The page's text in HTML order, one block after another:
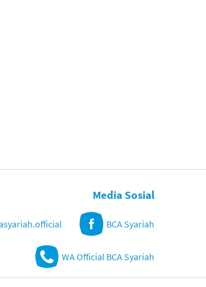
Media Sosial
BCA Syariah
WA Official BCA Syariah